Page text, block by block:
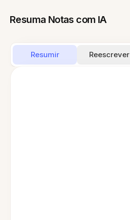
Resuma Notas com IA
Resumir Reescrever